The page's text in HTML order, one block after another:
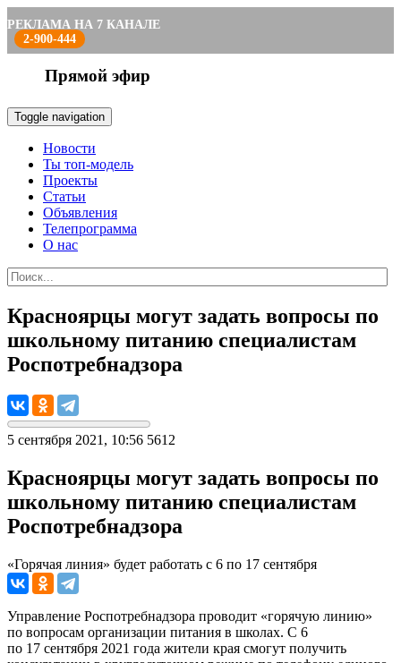
РЕКЛАМА НА 7 КАНАЛЕ
2-900-444
Прямой эфир
Toggle navigation
Новости
Ты топ-модель
Проекты
Статьи
Объявления
Телепрограмма
О нас
Красноярцы могут задать вопросы по
школьному питанию специалистам
Роспотребнадзора
5 сентября 2021, 10:56 5612
Красноярцы могут задать вопросы по
школьному питанию специалистам
Роспотребнадзора
«Горячая линия» будет работать с 6 по 17 сентября
Управление Роспотребнадзора проводит «горячую линию»
по вопросам организации питания в школах. С 6
по 17 сентября 2021 года жители края смогут получить